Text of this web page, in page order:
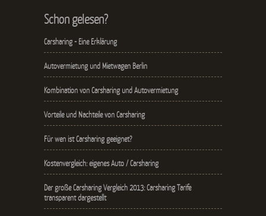
Schon gelesen?
Carsharing - Eine Erklärung
Autovermietung und Mietwagen Berlin
Kombination von Carsharing und Autovermietung
Vorteile und Nachteile von Carsharing
Für wen ist Carsharing geeignet?
Kostenvergleich: eigenes Auto / Carsharing
Der große Carsharing Vergleich 2013: Carsharing Tarife
transparent dargestellt